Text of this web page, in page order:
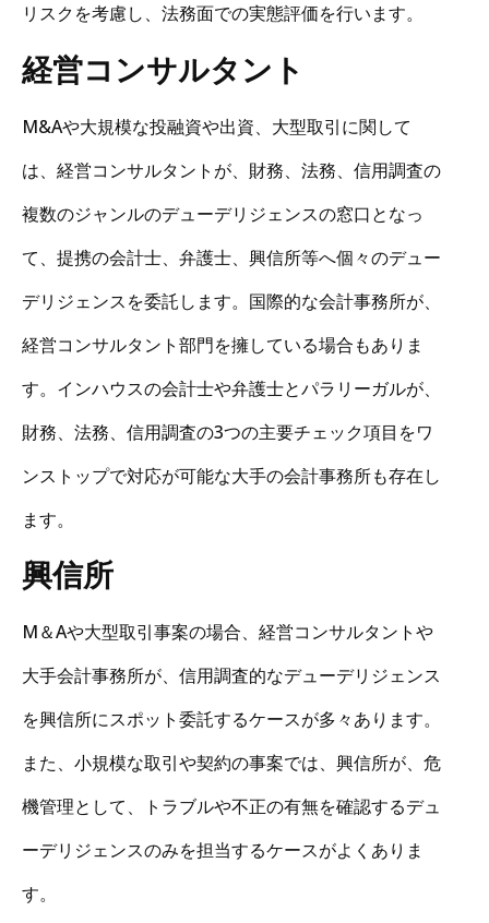
リスクを考慮し、法務面での実態評価を行います。
経営コンサルタント
M&Aや大規模な投融資や出資、大型取引に関して
は、経営コンサルタントが、財務、法務、信用調査の
複数のジャンルのデューデリジェンスの窓口となっ
て、提携の会計士、弁護士、興信所等へ個々のデュー
デリジェンスを委託します。国際的な会計事務所が、
経営コンサルタント部門を擁している場合もありま
す。インハウスの会計士や弁護士とパラリーガルが、
財務、法務、信用調査の3つの主要チェック項目をワ
ンストップで対応が可能な大手の会計事務所も存在し
ます。
興信所
M＆Aや大型取引事案の場合、経営コンサルタントや
大手会計事務所が、信用調査的なデューデリジェンス
を興信所にスポット委託するケースが多々あります。
また、小規模な取引や契約の事案では、興信所が、危
機管理として、トラブルや不正の有無を確認するデュ
ーデリジェンスのみを担当するケースがよくありま
す。